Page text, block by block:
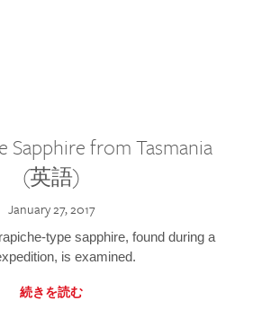
Sapphire from Tasmania
(英語)
January 27, 2017
type sapphire, found during a
is examined.
続きを読む